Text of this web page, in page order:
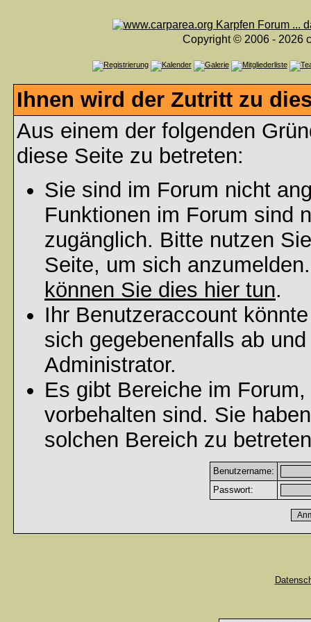
Copyright © 2006 - 2026
Ihnen wird der Zutritt zu
Aus einem der folgenden
diese Seite zu betreten:
Sie sind im Forum nicht
Funktionen im Forum sind
zugänglich. Bitte nutzen
Seite, um sich
können Sie dies hier tun.
Ihr Benutzeraccount
sich gegebenenfalls ab
Administrator.
Es gibt Bereiche im
vorbehalten sind. Sie
solchen Bereich zu
Benutzername:
Passwort: